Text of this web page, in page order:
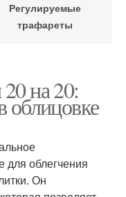
Регулируемые
трафареты
на 20:
облицовке
для облегчения
Он